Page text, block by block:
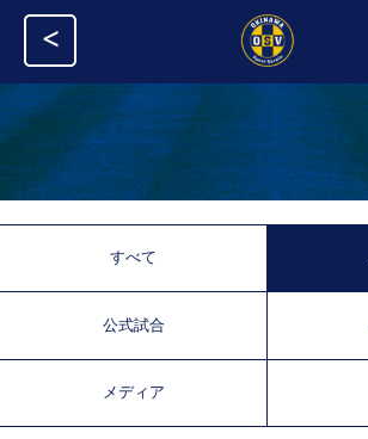
<
すべて
公式試合
メディア